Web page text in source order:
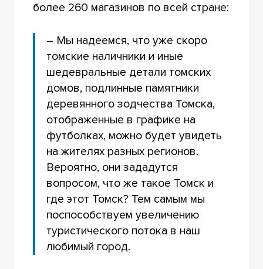
более 260 магазинов по всей стране:
– Мы надеемся, что уже скоро
томские наличники и иные
шедевральные детали томских
домов, подлинные памятники
деревянного зодчества Томска,
отображенные в графике на
футболках, можно будет увидеть
на жителях разных регионов.
Вероятно, они зададутся
вопросом, что же такое Томск и
где этот Томск? Тем самым мы
поспособствуем увеличению
туристического потока в наш
любимый город.